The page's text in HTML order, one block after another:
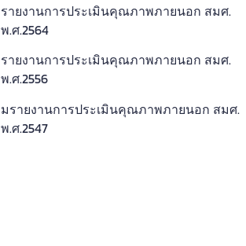
รายงานการประเมินคุณภาพภายนอก สมศ.
พ.ศ.2564
รายงานการประเมินคุณภาพภายนอก สมศ.
พ.ศ.2556
มรายงานการประเมินคุณภาพภายนอก สมศ.
พ.ศ.2547